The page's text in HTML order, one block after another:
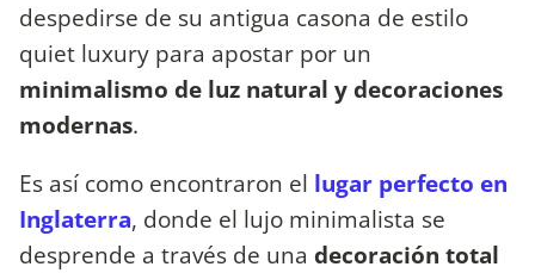
despedirse de su antigua casona de estilo
quiet luxury para apostar por un
minimalismo de luz natural y decoraciones
modernas.
Es así como encontraron el lugar perfecto en
Inglaterra, donde el lujo minimalista se
desprende a través de una decoración total